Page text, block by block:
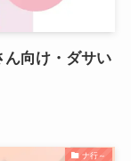
ん向け・ダサい
ナ行～